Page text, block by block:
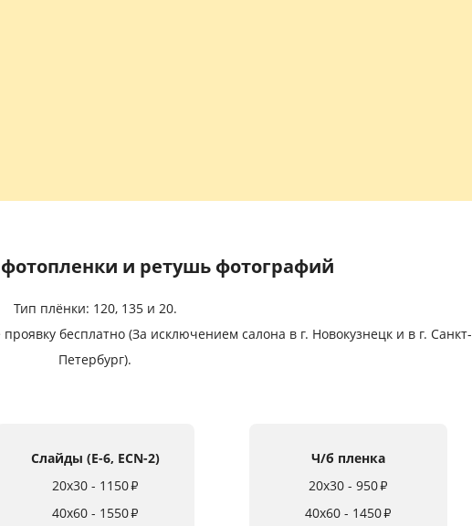
и ретушь фотографий
Тип плёнки: 120, 135 и 20.
бесплатно (За исключением салона в г. Новокузнецк и в г. Санкт-
Петербург).
Слайды (E-6, ECN-2)
20x30 - 1150₽
40x60 - 1550₽
Ч/б пленка
20x30 - 950₽
40x60 - 1450₽